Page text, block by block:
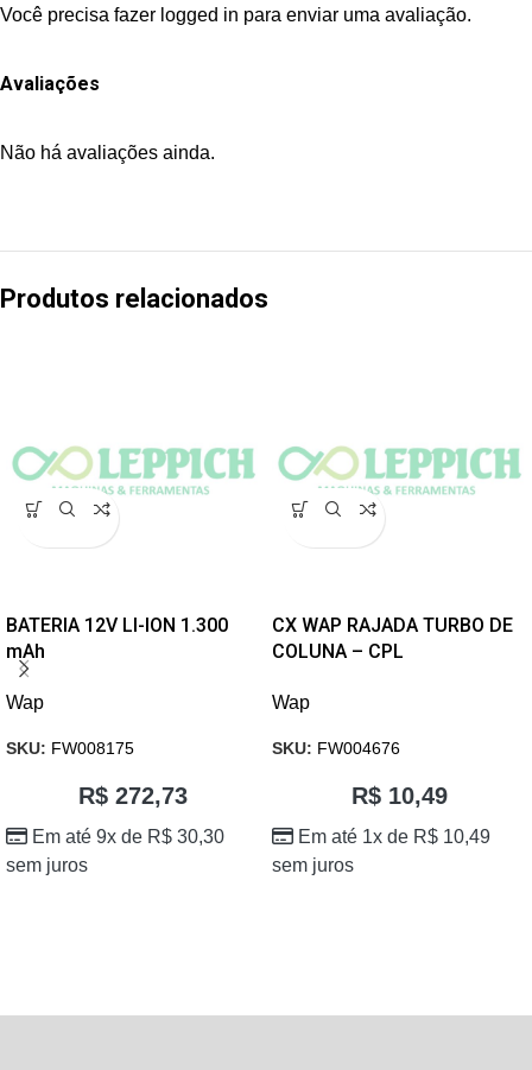
Avaliações
Não há avaliações ainda.
Você precisa fazer logged in para enviar uma avaliação.
Produtos relacionados
BATERIA 12V LI-ION 1.300
mAh
Wap
SKU: FW008175
R$ 272,73
Em até 9x de R$ 30,30
sem juros
CX WAP RAJADA TURBO DE
COLUNA – CPL
Wap
SKU: FW004676
R$10,49
Em até 1x de R$ 10,49
sem juros